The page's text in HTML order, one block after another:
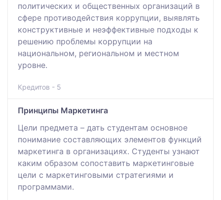
политических и общественных организаций в
сфере противодействия коррупции, выявлять
конструктивные и неэффективные подходы к
решению проблемы коррупции на
национальном, региональном и местном
уровне.
Кредитов - 5
Принципы Маркетинга
Цели предмета – дать студентам основное
понимание составляющих элементов функций
маркетинга в организациях. Студенты узнают
каким образом сопоставить маркетинговые
цели с маркетинговыми стратегиями и
программами.